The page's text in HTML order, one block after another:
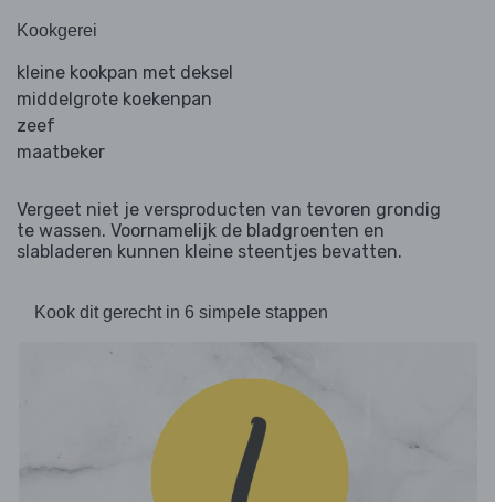
Kookgerei
kleine kookpan met deksel
middelgrote koekenpan
zeef
maatbeker
Vergeet niet je versproducten van tevoren grondig
te wassen. Voornamelijk de bladgroenten en
slabladeren kunnen kleine steentjes bevatten.
Kook dit gerecht in 6 simpele stappen